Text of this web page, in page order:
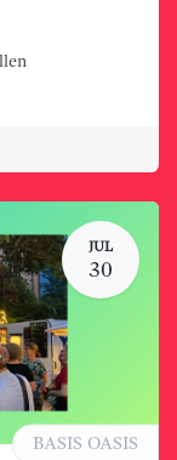
JUL
30
BASIS OASIS